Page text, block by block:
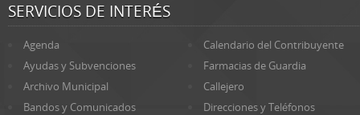
SERVICIOS DE INTERÉS
Agenda
Calendario del Contribuyente
Ayudas y Subvenciones
Farmacias de Guardia
Archivo Municipal
Callejero
Bandos y Comunicados
Direcciones y Teléfonos